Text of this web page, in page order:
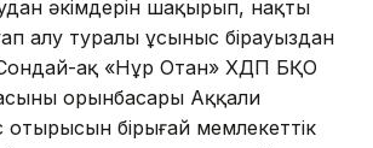
әкімдерін шақырып, нақты
алу туралы ұсыныс бірауыздан
ақ «Нұр Отан» ХДП БҚО
орынбасары Аққали
отырысын бірыңғай мемлекеттік